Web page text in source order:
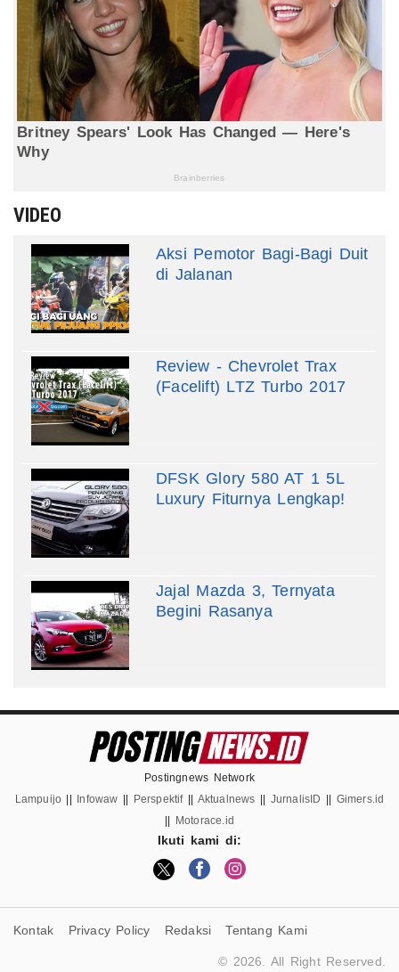
VIDEO
Aksi Pemotor Bagi-Bagi Duit
di Jalanan
Review - Chevrolet Trax
(Facelift) LTZ Turbo 2017
DFSK Glory 580 AT 1 5L
Luxury Fiturnya Lengkap!
Jajal Mazda 3, Ternyata
Begini Rasanya
Postingnews Network
Lampuijo
Infowaw Perspektif|| Aktualnews JurnalisID
Gimers.id
Motorace.id
Ikuti kami di:
Kontak Privacy Policy Redaksi Tentang Kami
© 2026. All Right Reserved.